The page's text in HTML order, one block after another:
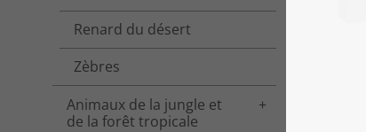
Renard du désert
Zèbres
Animaux de la jungle et
de la forêt tropicale
Toggle menu